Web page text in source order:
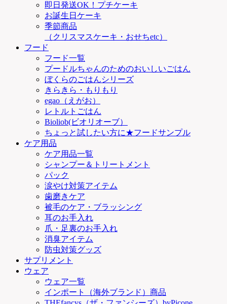
即日発送OK！プチケーキ
お誕生日ケーキ
季節商品
（クリスマスケーキ・おせちetc）
フード
フード一覧
プードルちゃんのためのおいしいごはん
ぼくらのごはんシリーズ
きらきら・もりもり
egao（えがお）
レトルトごはん
Bioliob(ビオリオーブ）
ちょっと試したい方に★フードサンプル
ケア用品
ケア用品一覧
シャンプー＆トリートメント
パック
涙やけ対策アイテム
歯磨きケア
被毛のケア・ブラッシング
耳のお手入れ
爪・足裏のお手入れ
消臭アイテム
防虫対策グッズ
サプリメント
ウェア
ウェア一覧
インポート（海外ブランド）商品